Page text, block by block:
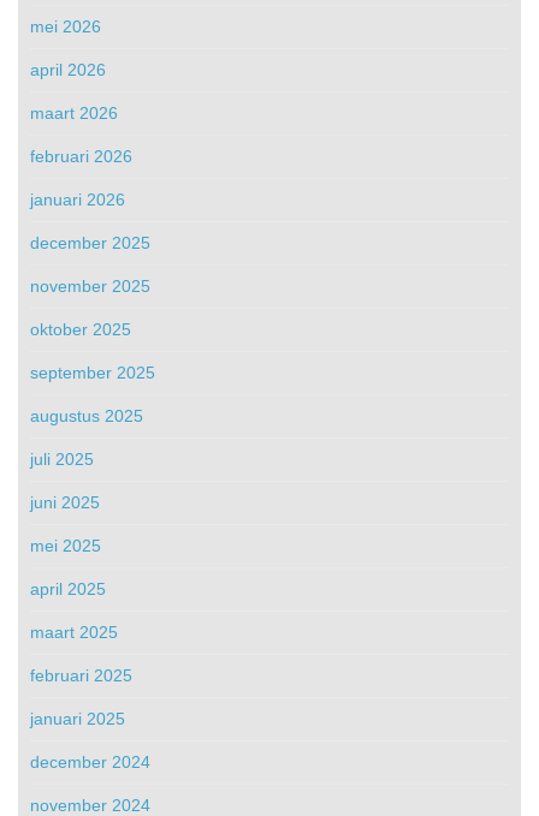
mei 2026
april 2026
maart 2026
februari 2026
januari 2026
december 2025
november 2025
oktober 2025
september 2025
augustus 2025
juli 2025
juni 2025
mei 2025
april 2025
maart 2025
februari 2025
januari 2025
december 2024
november 2024